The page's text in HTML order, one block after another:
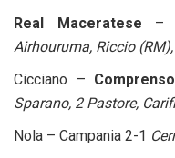
Real Maceratese –
Airhouruma, Riccio
Cicciano –
Sparano, 2 Pastore,
Nola – Campania 2-1